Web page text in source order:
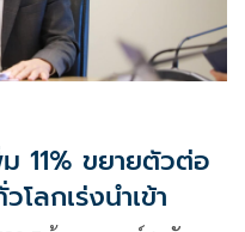
11% ขยายตัวต่อ
โลกเร่งนำเข้า